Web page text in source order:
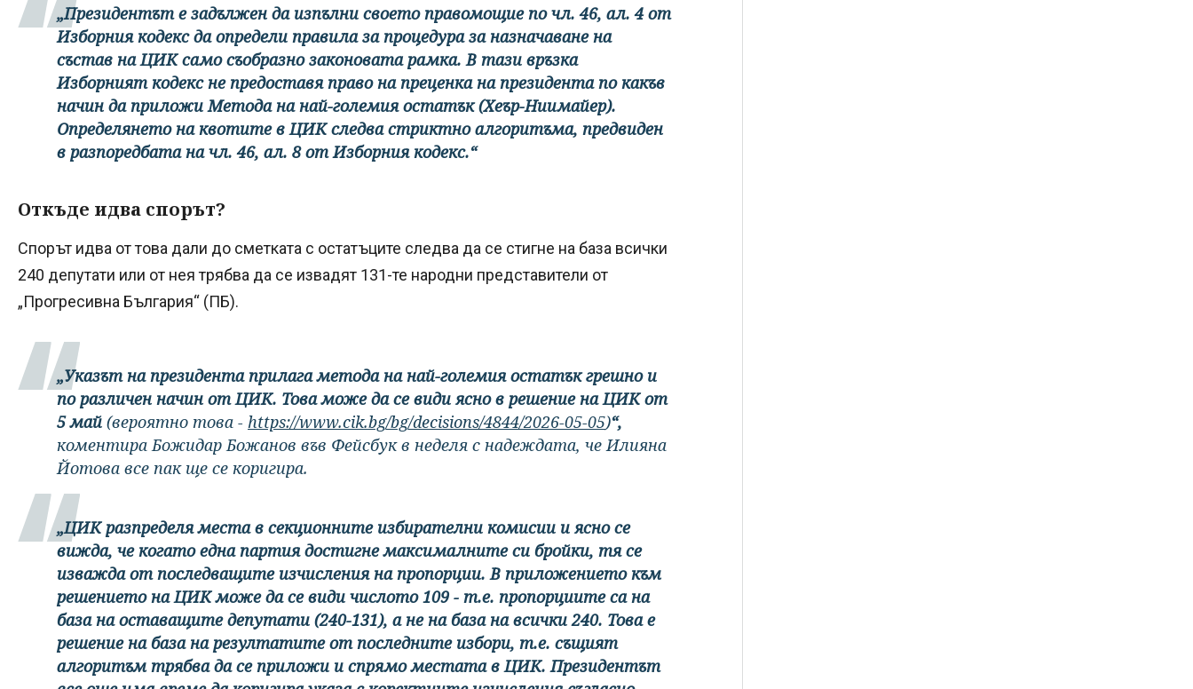
„Президентът е задължен да изпълни своето правомощие по чл. 46, ал. 4 от
Изборния кодекс да определи правила за процедура за назначаване на
състав на ЦИК само съобразно законовата рамка. В тази връзка
Изборният кодекс не предоставя право на преценка на президента по какъв
начин да приложи Метода на най-големия остатък (Хеър-Ниимайер).
Определянето на квотите в ЦИК следва стриктно алгоритъма, предвиден
в разпоредбата на чл. 46, ал. 8 от Изборния кодекс.“
Откъде идва спорът?
Спорът идва от това дали до сметката с остатъците следва да се стигне на база всички
240 депутати или от нея трябва да се извадят 131-те народни представители от
„Прогресивна България“ (ПБ).
„Указът на президента прилага метода на най-големия остатък грешно и
по различен начин от ЦИК. Това може да се види ясно в решение на ЦИК от
5 май (вероятно това - https://www.cik.bg/bg/decisions/4844/2026-05-05)“,
коментира Божидар Божанов във Фейсбук в неделя с надеждата, че Илияна
Йотова все пак ще се коригира.
„ЦИК разпределя места в секционните избирателни комисии и ясно се
вижда, че когато една партия достигне максималните си бройки, тя се
изважда от последващите изчисления на пропорции. В приложението към
решението на ЦИК може да се види числото 109 - т.е. пропорциите са на
база на оставащите депутати (240-131), а не на база на всички 240. Това е
решение на база на резултатите от последните избори, т.е. същият
алгоритъм трябва да се приложи и спрямо местата в ЦИК. Президентът